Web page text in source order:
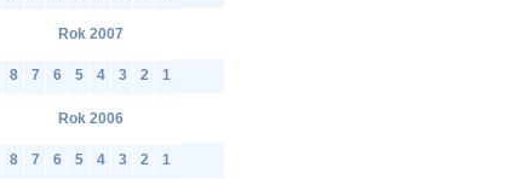
Rok 2007
8 7 6 5 4 3 2 1
Rok 2006
8 7 6 5 4 3 2 1